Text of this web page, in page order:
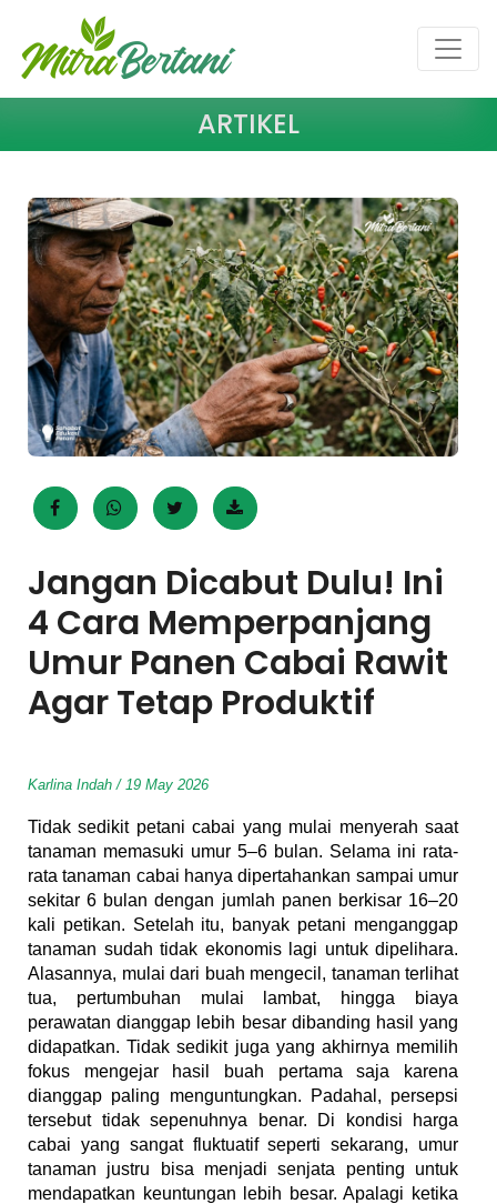
ARTIKEL
Jangan Dicabut Dulu! Ini
4 Cara Memperpanjang
Umur Panen Cabai Rawit
Agar Tetap Produktif
Karlina Indah / 19 May 2026
Tidak sedikit petani cabai yang mulai menyerah saat
tanaman memasuki umur 5–6 bulan. Selama ini rata-
rata tanaman cabai hanya dipertahankan sampai umur
sekitar 6 bulan dengan jumlah panen berkisar 16–20
kali petikan. Setelah itu, banyak petani menganggap
tanaman sudah tidak ekonomis lagi untuk dipelihara.
Alasannya, mulai dari buah mengecil, tanaman terlihat
tua, pertumbuhan mulai lambat, hingga biaya
perawatan dianggap lebih besar dibanding hasil yang
didapatkan. Tidak sedikit juga yang akhirnya memilih
fokus mengejar hasil buah pertama saja karena
dianggap paling menguntungkan. Padahal, persepsi
tersebut tidak sepenuhnya benar. Di kondisi harga
cabai yang sangat fluktuatif seperti sekarang, umur
tanaman justru bisa menjadi senjata penting untuk
mendapatkan keuntungan lebih besar. Apalagi ketika